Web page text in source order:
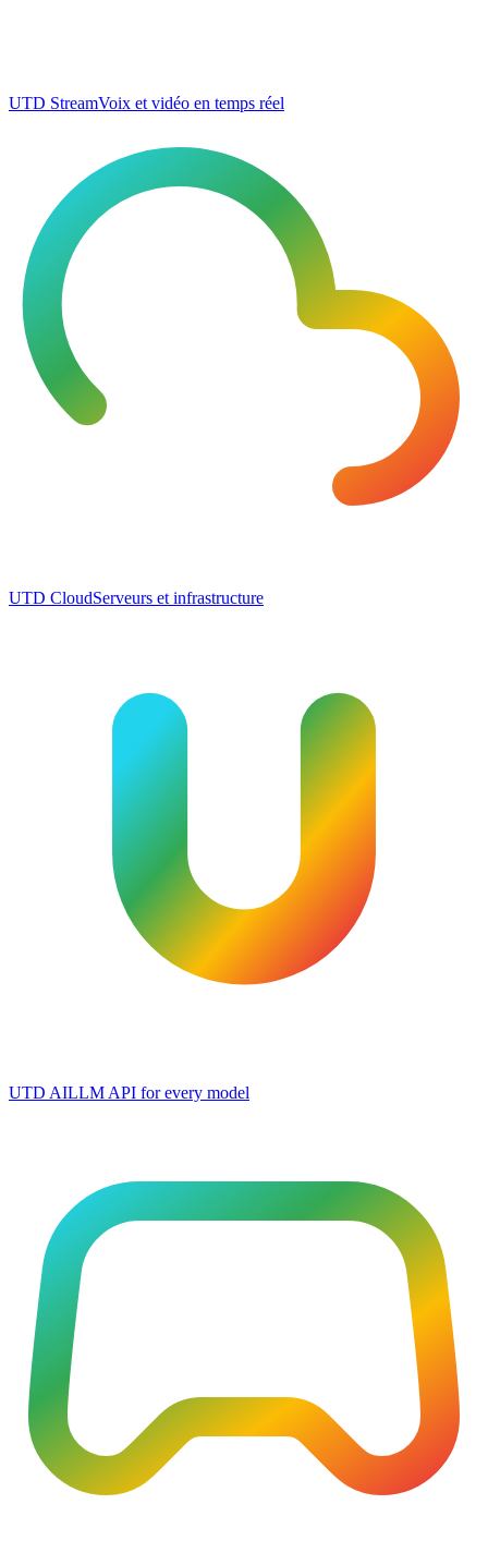
UTD StreamVoix et vidéo en temps réel
UTD CloudServeurs et infrastructure
UTD AILLM API for every model